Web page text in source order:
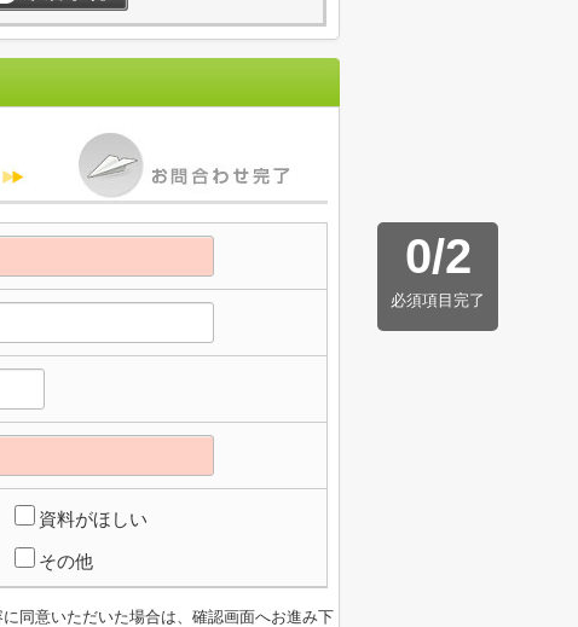
0/2
必須項目完了
資料がほしい
その他
同意いただいた場合は、確認画面へお進み下